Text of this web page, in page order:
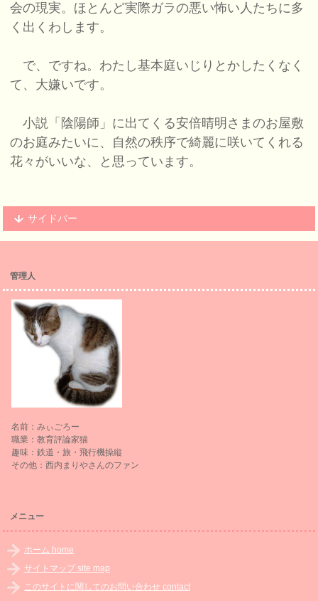
会の現実。ほとんど実際ガラの悪い怖い人たちに多
く出くわします。
で、ですね。わたし基本庭いじりとかしたくなく
て、大嫌いです。
小説「陰陽師」に出てくる安倍晴明さまのお屋敷
のお庭みたいに、自然の秩序で綺麗に咲いてくれる
花々がいいな、と思っています。
サイドバー
管理人
名前：みぃごろー
職業：教育評論家猫
趣味：鉄道・旅・飛行機操縦
その他：西内まりやさんのファン
メニュー
ホーム home
サイトマップ site map
このサイトに関してのお問い合わせ contact